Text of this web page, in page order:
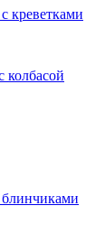
креветками
колбасой